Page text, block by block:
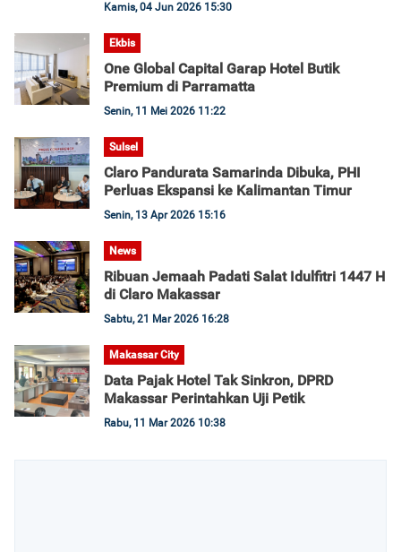
Kamis, 04 Jun 2026 15:30
Ekbis
One Global Capital Garap Hotel Butik
Premium di Parramatta
Senin, 11 Mei 2026 11:22
Sulsel
Claro Pandurata Samarinda Dibuka, PHI
Perluas Ekspansi ke Kalimantan Timur
Senin, 13 Apr 2026 15:16
News
Ribuan Jemaah Padati Salat Idulfitri 1447 H
di Claro Makassar
Sabtu, 21 Mar 2026 16:28
Makassar City
Data Pajak Hotel Tak Sinkron, DPRD
Makassar Perintahkan Uji Petik
Rabu, 11 Mar 2026 10:38